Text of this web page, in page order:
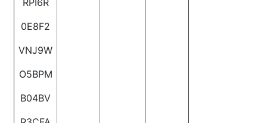
RPI6R
0E8F2
VNJ9W
O5BPM
B04BV